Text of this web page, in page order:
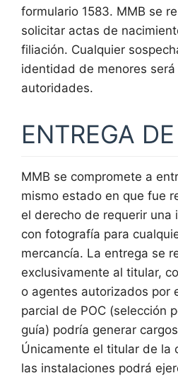
formulario 1583. MMB se
solicitar actas de
filiación. Cualquier
identidad de menores
autoridades.
ENTREGA
MMB se compromete a
mismo estado en que fue
el derecho de requerir una
con fotografía para
mercancía. La entrega se
exclusivamente al titular,
o agentes autorizados por
parcial de POC (selección
guía) podría generar
Únicamente el titular de la
las instalaciones podrá